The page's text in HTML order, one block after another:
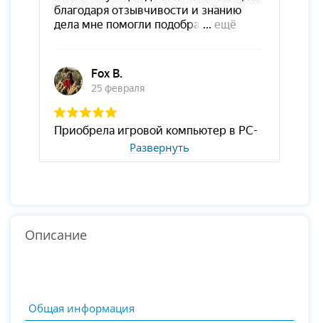
Развернуть
Описание
Общая информация